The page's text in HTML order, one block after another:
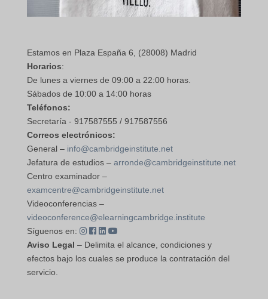
Estamos en Plaza España 6, (28008) Madrid
Horarios:
De lunes a viernes de 09:00 a 22:00 horas.
Sábados de 10:00 a 14:00 horas
Teléfonos:
Secretaría - 917587555 / 917587556
Correos electrónicos:
General – info@cambridgeinstitute.net
Jefatura de estudios – arronde@cambridgeinstitute.net
Centro examinador –
examcentre@cambridgeinstitute.net
Videoconferencias –
videoconference@elearningcambridge.institute
Síguenos en:
Aviso Legal – Delimita el alcance, condiciones y
efectos bajo los cuales se produce la contratación del
servicio.